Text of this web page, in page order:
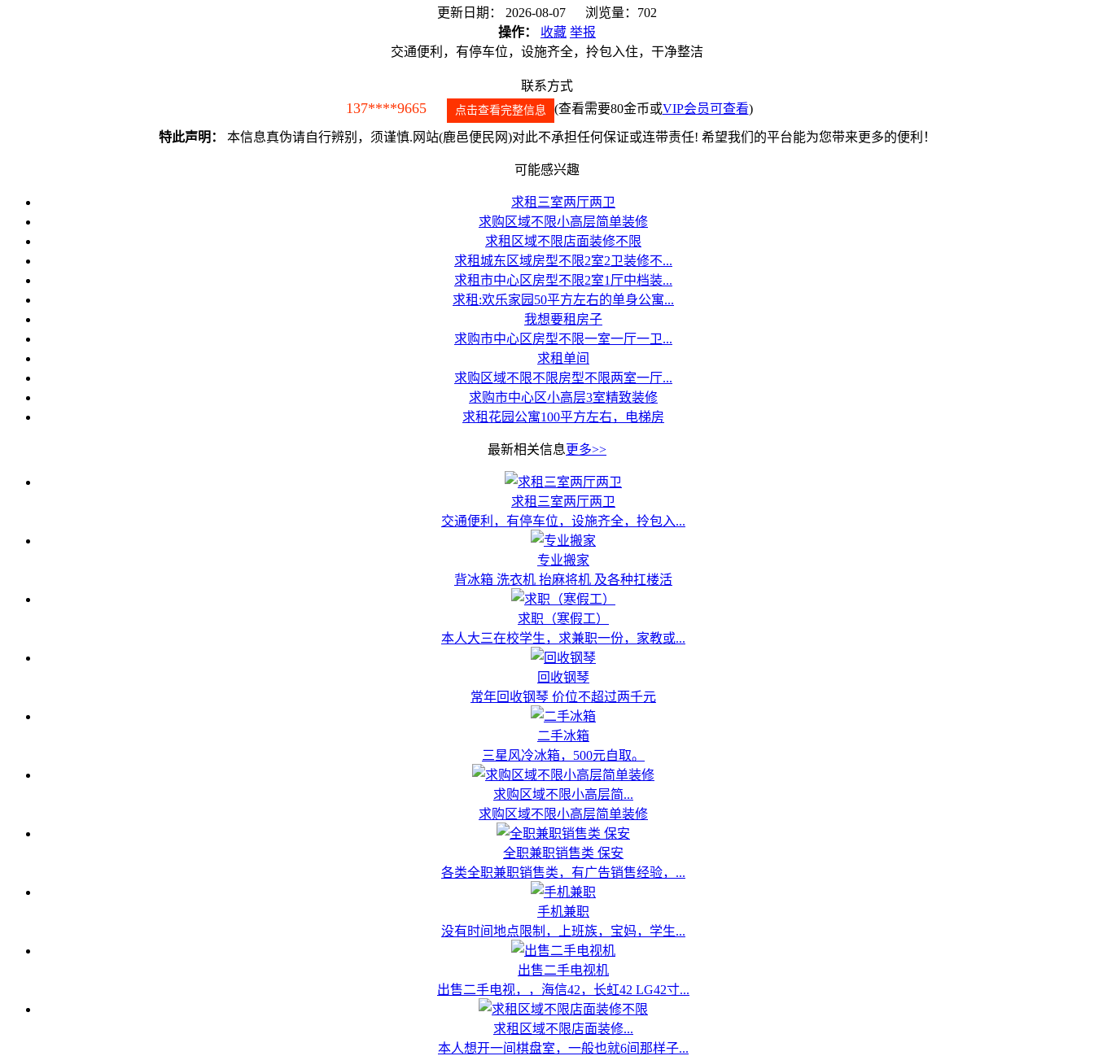
更新日期： 2026-08-07 浏览量：702
操作：
收藏 举报
交通便利，有停车位，设施齐全，拎包入住，干净整洁
联系方式
137****9665 点击查看完整信息 (查看需要80金币或VIP会员可查看)
特此声明： 本信息真伪请自行辨别，须谨慎.网站(鹿邑便民网)对此不承担任何保证或连带责任! 希望我们的平台能为您带来更多的便利！
可能感兴趣
求租三室两厅两卫
求购区域不限小高层简单装修
求租区域不限店面装修不限
求租城东区域房型不限2室2卫装修不...
求租市中心区房型不限2室1厅中档装...
求租:欢乐家园50平方左右的单身公寓...
我想要租房子
求购市中心区房型不限一室一厅一卫...
求租单间
求购区域不限不限房型不限两室一厅...
求购市中心区小高层3室精致装修
求租花园公寓100平方左右，电梯房
最新相关信息更多>>
求租三室两厅两卫
交通便利，有停车位，设施齐全，拎包入...
专业搬家
背冰箱 洗衣机 抬麻将机 及各种扛楼活
求职（寒假工）
本人大三在校学生，求兼职一份，家教或...
回收钢琴
常年回收钢琴 价位不超过两千元
二手冰箱
三星风冷冰箱，500元自取。
求购区域不限小高层简...
求购区域不限小高层简单装修
全职兼职销售类 保安
各类全职兼职销售类，有广告销售经验，...
手机兼职
没有时间地点限制，上班族，宝妈，学生...
出售二手电视机
出售二手电视，，海信42，长虹42 LG42寸...
求租区域不限店面装修...
本人想开一间棋盘室，一般也就6间那样子...